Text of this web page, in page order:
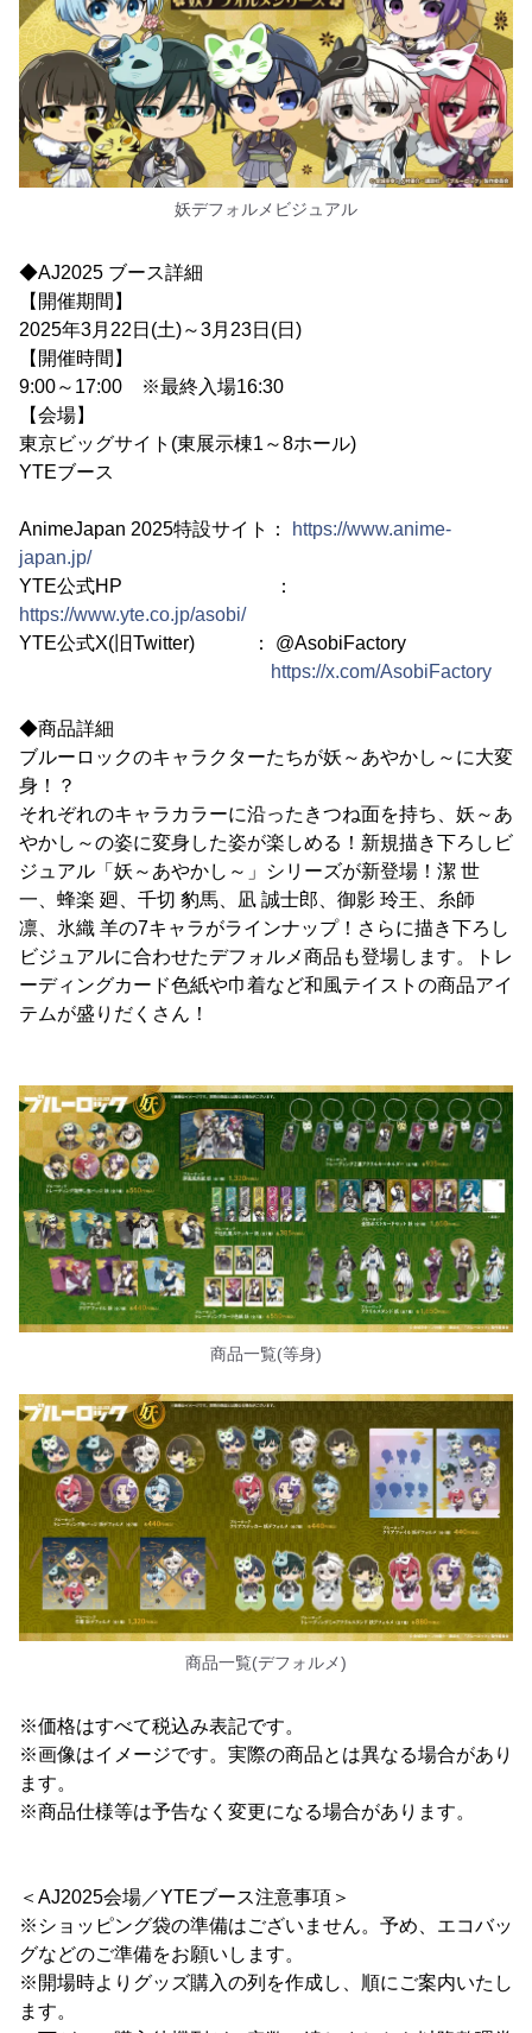
妖デフォルメビジュアル
◆AJ2025 ブース詳細
【開催期間】
2025年3月22日(土)～3月23日(日)
【開催時間】
9:00～17:00 ※最終入場16:30
【会場】
東京ビッグサイト(東展示棟1～8ホール)
YTEブース
AnimeJapan 2025特設サイト：
https://www.anime-
japan.jp/
YTE公式HP ：
https://www.yte.co.jp/asobi/
YTE公式X(旧Twitter) ： @AsobiFactory
https://x.com/AsobiFactory
◆商品詳細
ブルーロックのキャラクターたちが妖～あやかし～に大変
身！？
それぞれのキャラカラーに沿ったきつね面を持ち、妖～あ
やかし～の姿に変身した姿が楽しめる！新規描き下ろしビ
ジュアル「妖～あやかし～」シリーズが新登場！潔 世
一、蜂楽 廻、千切 豹馬、凪 誠士郎、御影 玲王、糸師
凛、氷織 羊の7キャラがラインナップ！さらに描き下ろし
ビジュアルに合わせたデフォルメ商品も登場します。トレ
ーディングカード色紙や巾着など和風テイストの商品アイ
テムが盛りだくさん！
商品一覧(等身)
商品一覧(デフォルメ)
※価格はすべて税込み表記です。
※画像はイメージです。実際の商品とは異なる場合があり
ます。
※商品仕様等は予告なく変更になる場合があります。
＜AJ2025会場／YTEブース注意事項＞
※ショッピング袋の準備はございません。予め、エコバッ
グなどのご準備をお願いします。
※開場時よりグッズ購入の列を作成し、順にご案内いたし
ます。